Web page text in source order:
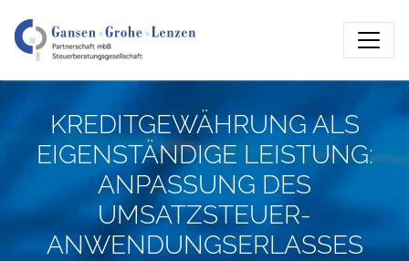
KREDITGEWÄHRUNG ALS
EIGENSTÄNDIGE LEISTUNG:
ANPASSUNG DES
UMSATZSTEUER-
ANWENDUNGSERLASSES